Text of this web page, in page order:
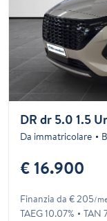
DR dr 5.0 1.5
Da immatricolare
€ 16.900
Finanzia da € 205/
TAEG 10.07% TAN